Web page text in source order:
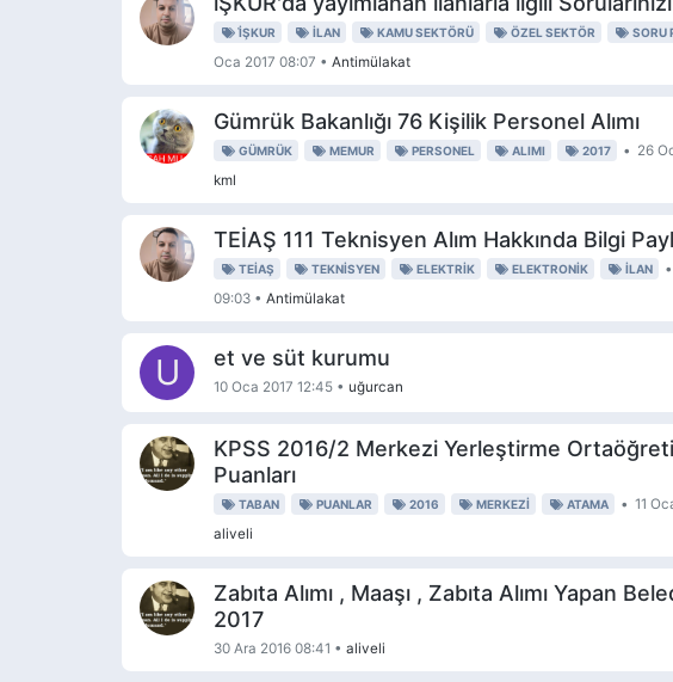
İŞKUR ILAN KAMU SEKTÖRÜ ÖZEL SEKTÖR SORU
Oca 2017 08:07 • Antimülakat
Gümrük Bakanlığı 76 Kişilik Personel Alımı
GÜMRÜK MEMUR PERSONEL ALIMI 2017 • 26
kml
TEİAŞ 111 Teknisyen Alım Hakkında Bilgi
TEIAŞ TEKNISYEN ELEKTRIK ELEKTRONIK ILAN •
09:03 • Antimülakat
U et ve süt kurumu
10 Oca 2017 12:45 • uğurcan
KPSS 2016/2 Merkezi Yerleştirme
Puanları
TABAN PUANLAR 2016 MERKEZI ATAMA • 11
aliveli
Zabıta Alımı , Maaşı , Zabıta Alımı Yapan
2017
30 Ara 2016 08:41 • aliveli